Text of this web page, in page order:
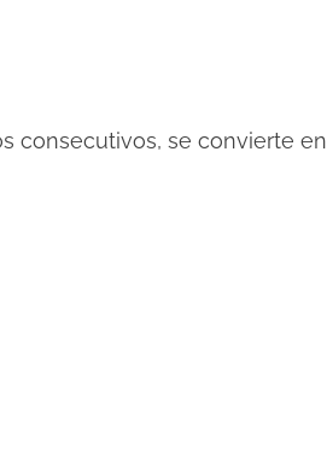
consecutivos, se convierte en